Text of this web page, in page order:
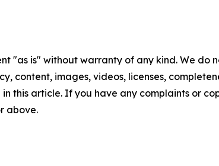
"as is" without warranty of any kind. We do
content, images, videos, licenses,
this article. If you have any complaints or
above.